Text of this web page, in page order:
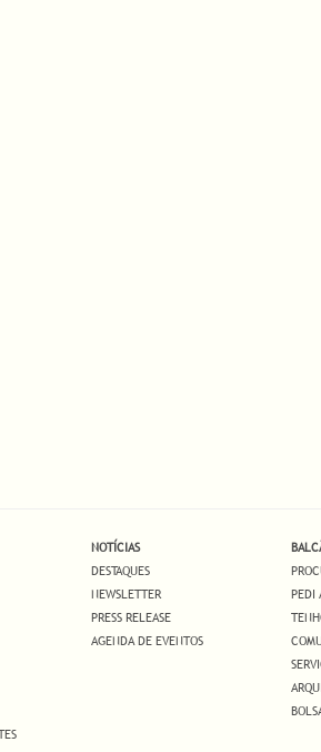
NOTÍCIAS
DESTAQUES
NEWSLETTER
PRESS RELEASE
AGENDA DE EVENTOS
PEDI